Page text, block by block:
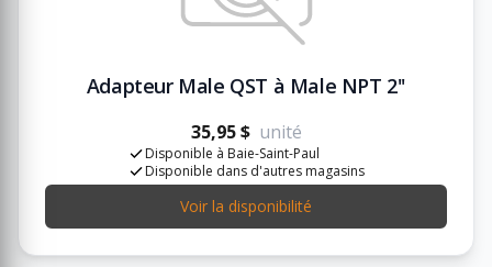
Adapteur Male QST à Male NPT 2''
35,95 $ unité
Disponible à Baie-Saint-Paul
Disponible dans d'autres magasins
Voir la disponibilité